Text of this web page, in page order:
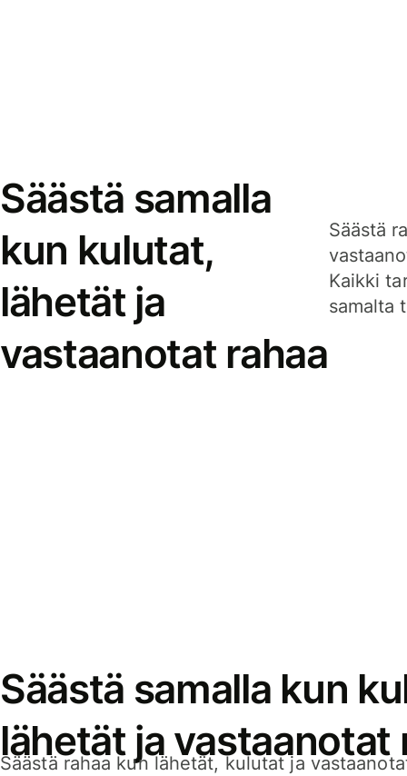
Säästä samalla
kun kulutat,
lähetät ja
vastaanotat rahaa
Säästä
Kaikki
samalta
Säästä samalla kun
lähetät ja vastaanotat
Säästä rahaa kun lähetät, kulutat ja